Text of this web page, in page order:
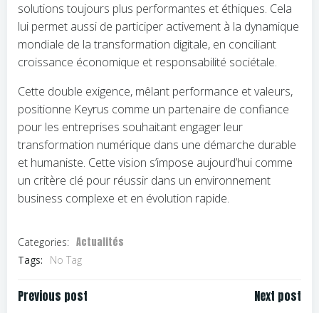
solutions toujours plus performantes et éthiques. Cela
lui permet aussi de participer activement à la dynamique
mondiale de la transformation digitale, en conciliant
croissance économique et responsabilité sociétale.
Cette double exigence, mêlant performance et valeurs,
positionne Keyrus comme un partenaire de confiance
pour les entreprises souhaitant engager leur
transformation numérique dans une démarche durable
et humaniste. Cette vision s’impose aujourd’hui comme
un critère clé pour réussir dans un environnement
business complexe et en évolution rapide.
Categories: Actualités
Tags: No Tag
Navigation
Previous post Next post